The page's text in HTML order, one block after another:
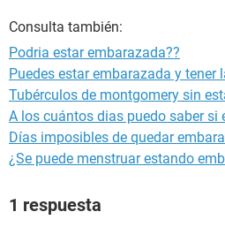
Consulta también:
Podria estar embarazada??
Puedes estar embarazada y tener
Tubérculos de montgomery sin
A los cuántos dias puedo saber si
Días imposibles de quedar
¿Se puede menstruar estando
1 respuesta